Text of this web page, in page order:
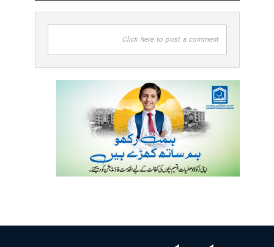
Click here to post a comment